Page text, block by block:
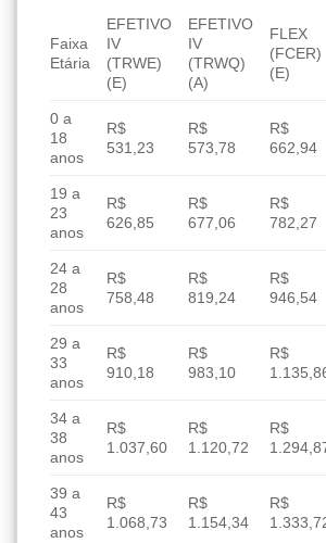
Faixa
Etária
EFETIVO
IV
(TRWE)
(E)
EFETIVO
IV
(TRWQ)
(A)
FLEX
(FCER)
(E)
0 a
18
anos
R$
531,23
R$
573,78
R$
662,94
19 a
23
anos
R$
626,85
R$
677,06
R$
782,27
24 a
28
anos
R$
758,48
R$
819,24
R$
946,54
29 a
33
anos
R$
910,18
R$
983,10
R$
34 a
38
anos
R$
1.037,60
R$
1.120,72
R$
39 a
43
anos
R$
1.068,73
R$
1.154,34
R$